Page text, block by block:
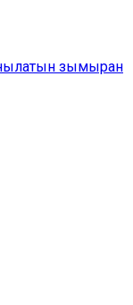
зымыран